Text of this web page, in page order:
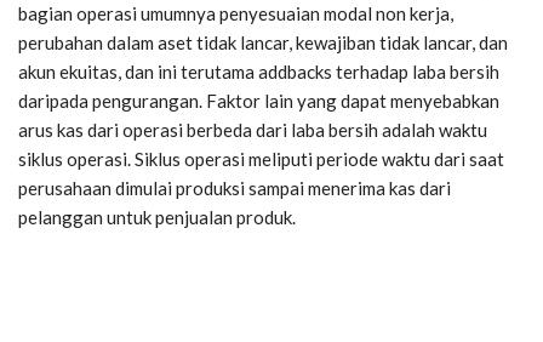
bagian operasi umumnya penyesuaian modal non kerja,
perubahan dalam aset tidak lancar, kewajiban tidak lancar, dan
akun ekuitas, dan ini terutama addbacks terhadap laba bersih
daripada pengurangan. Faktor lain yang dapat menyebabkan
arus kas dari operasi berbeda dari laba bersih adalah waktu
siklus operasi. Siklus operasi meliputi periode waktu dari saat
perusahaan dimulai produksi sampai menerima kas dari
pelanggan untuk penjualan produk.